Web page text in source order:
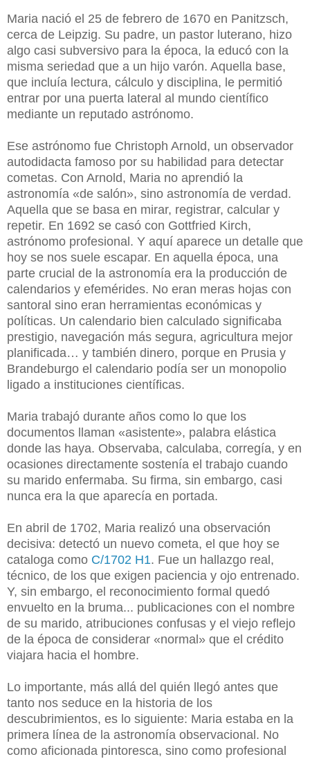
Maria nació el 25 de febrero de 1670 en Panitzsch,
cerca de Leipzig. Su padre, un pastor luterano, hizo
algo casi subversivo para la época, la educó con la
misma seriedad que a un hijo varón. Aquella base,
que incluía lectura, cálculo y disciplina, le permitió
entrar por una puerta lateral al mundo científico
mediante un reputado astrónomo.
Ese astrónomo fue Christoph Arnold, un observador
autodidacta famoso por su habilidad para detectar
cometas. Con Arnold, Maria no aprendió la
astronomía «de salón», sino astronomía de verdad.
Aquella que se basa en mirar, registrar, calcular y
repetir. En 1692 se casó con Gottfried Kirch,
astrónomo profesional. Y aquí aparece un detalle que
hoy se nos suele escapar. En aquella época, una
parte crucial de la astronomía era la producción de
calendarios y efemérides. No eran meras hojas con
santoral sino eran herramientas económicas y
políticas. Un calendario bien calculado significaba
prestigio, navegación más segura, agricultura mejor
planificada… y también dinero, porque en Prusia y
Brandeburgo el calendario podía ser un monopolio
ligado a instituciones científicas.
Maria trabajó durante años como lo que los
documentos llaman «asistente», palabra elástica
donde las haya. Observaba, calculaba, corregía, y en
ocasiones directamente sostenía el trabajo cuando
su marido enfermaba. Su firma, sin embargo, casi
nunca era la que aparecía en portada.
En abril de 1702, Maria realizó una observación
decisiva: detectó un nuevo cometa, el que hoy se
cataloga como C/1702 H1. Fue un hallazgo real,
técnico, de los que exigen paciencia y ojo entrenado.
Y, sin embargo, el reconocimiento formal quedó
envuelto en la bruma... publicaciones con el nombre
de su marido, atribuciones confusas y el viejo reflejo
de la época de considerar «normal» que el crédito
viajara hacia el hombre.
Lo importante, más allá del quién llegó antes que
tanto nos seduce en la historia de los
descubrimientos, es lo siguiente: Maria estaba en la
primera línea de la astronomía observacional. No
como aficionada pintoresca, sino como profesional